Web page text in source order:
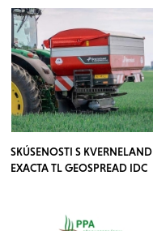
SKÚSENOSTI S KVERNELAND
EXACTA TL GEOSPREAD IDC